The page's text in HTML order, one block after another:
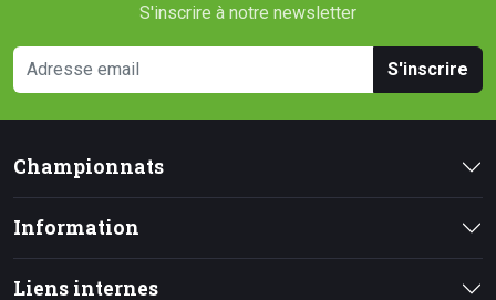
S'inscrire à notre newsletter
S'inscrire
Championnats
Information
Liens internes